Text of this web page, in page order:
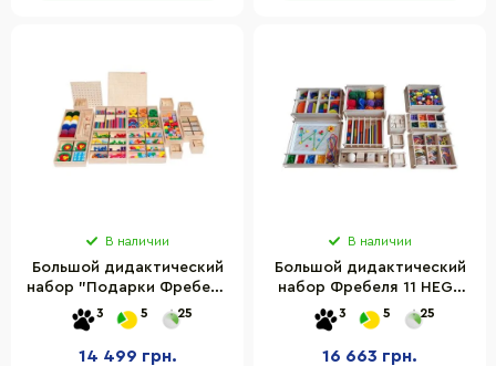
В наличии
Большой дидактический
набор "Подарки Фребеля
15 в 1" Komarovtoys А384,
1440 элементов
3 5 25
14 499 грн.
В наличии
Большой дидактический
набор Фребеля 11 HEGA
243-1HG с полным
методическим
руководством
3 5 25
16 663 грн.